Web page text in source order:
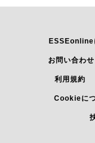
ESSEonline
お問い合わせ
利用規約
Cookieに